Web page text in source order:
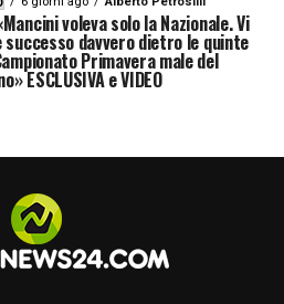
voleva solo la Nazionale. Vi
successo davvero dietro le quinte
Primavera male del
ESCLUSIVA e VIDEO